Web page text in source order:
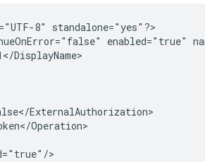
8" standalone="yes"?>
enabled="true"
DisplayName>
ExternalAuthorization>
Operation>
>